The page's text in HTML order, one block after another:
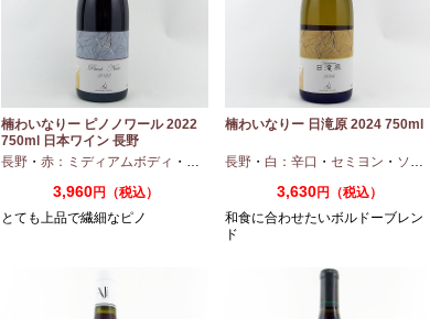
楠わいなりー ピノノワール 2022
750ml 日本ワイン 長野
長野・ 赤：ミディアムボディ ・ ピノノワール
3,960円（税込）
とても上品で繊細なピノ
楠わいなりー 日滝原 2024 750ml
長野・ 白：辛口 ・ セミヨン ・ ソーヴィニオンブラン
3,630円（税込）
和食に合わせたいボルドーブレン
ド